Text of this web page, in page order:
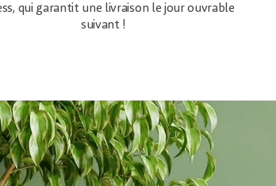
qui garantit une livraison le jour ouvrable
suivant !